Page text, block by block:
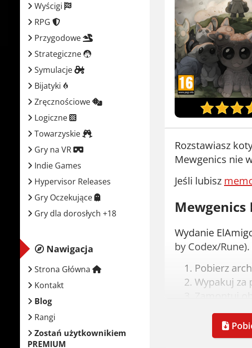
Rozstawiasz
Mewgenics nie
Jeśli lubisz
Mewgenics
Wydanie
by Codex/
Pobierz
Wypakuj za
Zainstaluj
Wyścigi
RPG
Przygodowe
Strategiczne
Symulacje
Bijatyki
Zręcznościowe
Logiczne
Towarzyskie
Gry na VR
Indie Games
Hypervisor Releases
Gry Oczekujące
Gry dla dorosłych +18
Nawigacja
Strona Główna
Kontakt
Blog
Rangi
Zostań użytkownikiem
PREMIUM